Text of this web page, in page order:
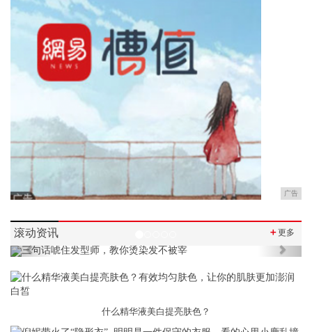
广告
滚动资讯 ＋更多
Previous Next
什么精华液美白提亮肤色？